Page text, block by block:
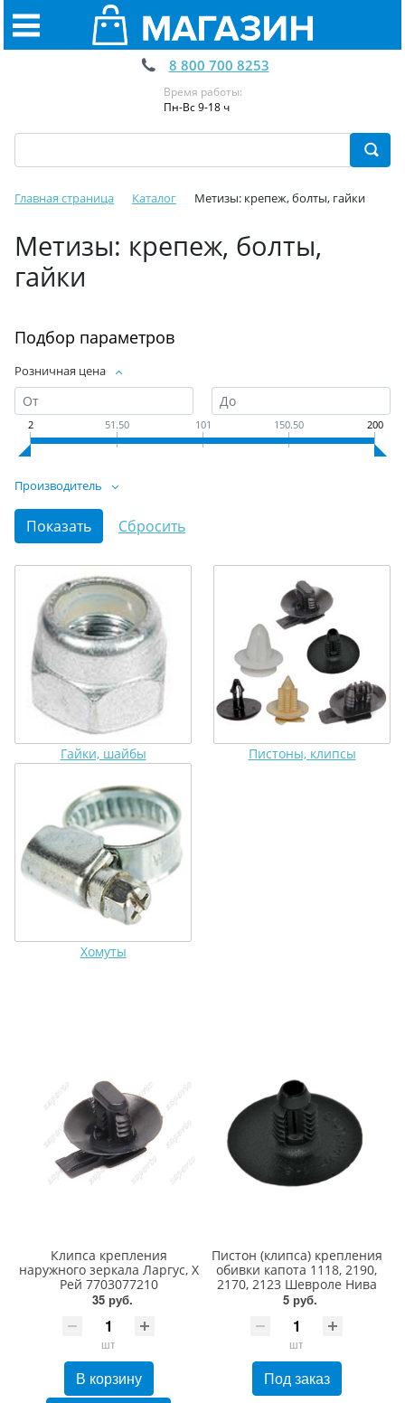
8 800 700 8253
Время работы:
Пн-Вс 9-18 ч
Главная страница Каталог Метизы: крепеж, болты, гайки
Метизы: крепеж, болты,
гайки
Подбор параметров
Розничная цена
2 51.50 101 150.50 200
Производитель
Гайки, шайбы Пистоны, клипсы
Хомуты
Клипса крепления
наружного зеркала Ларгус, Х
Рей 7703077210
35 руб.
шт
В корзину
Пистон (клипса) крепления
обивки капота 1118, 2190,
2170, 2123 Шевроле Нива
5 руб.
шт
Под заказ